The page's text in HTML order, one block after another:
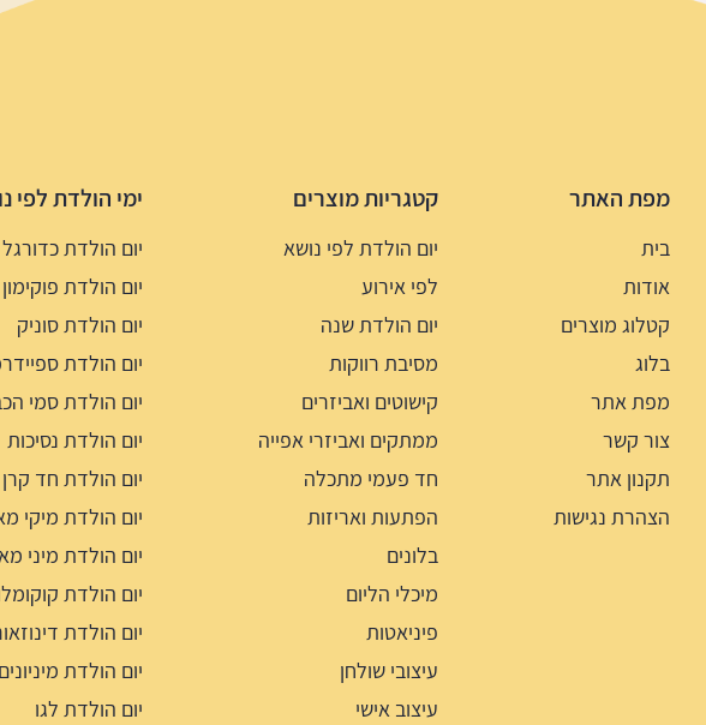
מפת האתר
בית
אודות
קטלוג מוצרים
בלוג
מפת אתר
צור קשר
תקנון אתר
הצהרת נגישות
קטגריות מוצרים
יום הולדת לפי נושא
לפי אירוע
יום הולדת שנה
מסיבת רווקות
קישוטים ואביזרים
ממתקים ואביזרי אפייה
חד פעמי מתכלה
הפתעות ואריזות
בלונים
מיכלי הליום
פיניאטות
עיצובי שולחן
עיצוב אישי
ימי הולדת לפי
יום הולדת כדורגל
יום הולדת פוקימון
יום הולדת סוניק
יום הולדת
יום הולדת סמי
יום הולדת נסיכות
יום הולדת חד קרן
יום הולדת מיקי
יום הולדת מיני
יום הולדת
יום הולדת
יום הולדת מיניונים
יום הולדת לגו